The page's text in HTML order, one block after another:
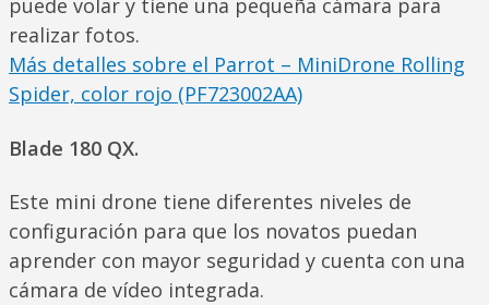
puede volar y tiene una pequeña cámara para
realizar fotos.
Más detalles sobre el Parrot – MiniDrone Rolling
Spider, color rojo (PF723002AA)
Blade 180 QX.
Este mini drone tiene diferentes niveles de
configuración para que los novatos puedan
aprender con mayor seguridad y cuenta con una
cámara de vídeo integrada.